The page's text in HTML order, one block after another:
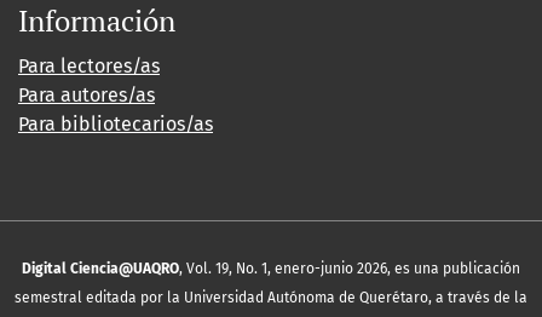
Información
Para lectores/as
Para autores/as
Para bibliotecarios/as
Digital Ciencia@UAQRO, Vol. 19, No. 1, enero-junio 2026, es una publicación
semestral editada por la Universidad Autónoma de Querétaro, a través de la